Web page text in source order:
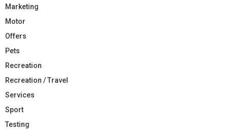
Marketing
Motor
Offers
Pets
Recreation
Recreation / Travel
Services
Sport
Testing